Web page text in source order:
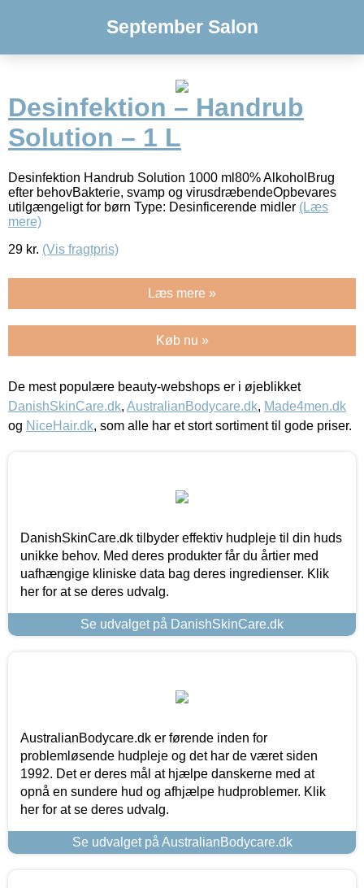
September Salon
Desinfektion – Handrub
Solution – 1 L
Desinfektion Handrub Solution 1000 ml80% AlkoholBrug
efter behovBakterie, svamp og virusdræbendeOpbevares
utilgængeligt for børn Type: Desinficerende midler (Læs
mere)
29 kr. (Vis fragtpris)
Læs mere »
Køb nu »
De mest populære beauty-webshops er i øjeblikket
DanishSkinCare.dk, AustralianBodycare.dk, Made4men.dk
og NiceHair.dk, som alle har et stort sortiment til gode priser.
DanishSkinCare.dk tilbyder effektiv hudpleje til din huds
unikke behov. Med deres produkter får du årtier med
uafhængige kliniske data bag deres ingredienser. Klik
her for at se deres udvalg.
Se udvalget på DanishSkinCare.dk
AustralianBodycare.dk er førende inden for
problemløsende hudpleje og det har de været siden
1992. Det er deres mål at hjælpe danskerne med at
opnå en sundere hud og afhjælpe hudproblemer. Klik
her for at se deres udvalg.
Se udvalget på AustralianBodycare.dk